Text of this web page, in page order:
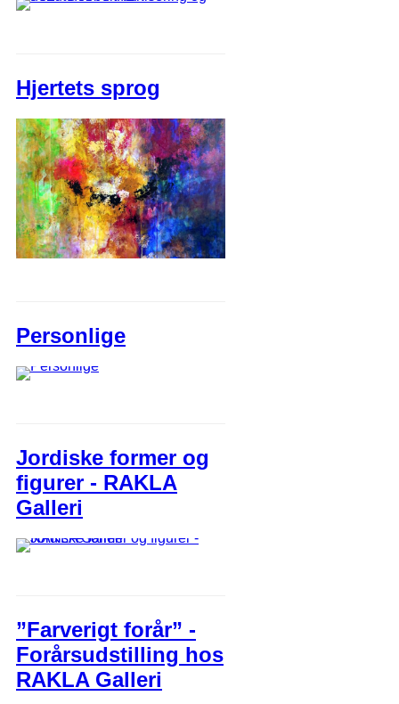
Hjertets sprog
Personlige
Jordiske former og
figurer - RAKLA
Galleri
”Farverigt forår” -
Forårsudstilling hos
RAKLA Galleri